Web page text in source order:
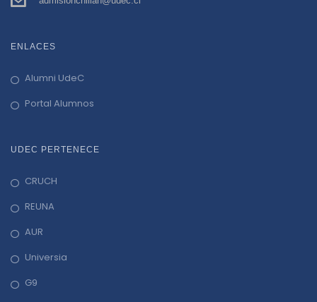
ENLACES
Alumni UdeC
Portal Alumnos
UDEC PERTENECE
CRUCH
REUNA
AUR
Universia
G9